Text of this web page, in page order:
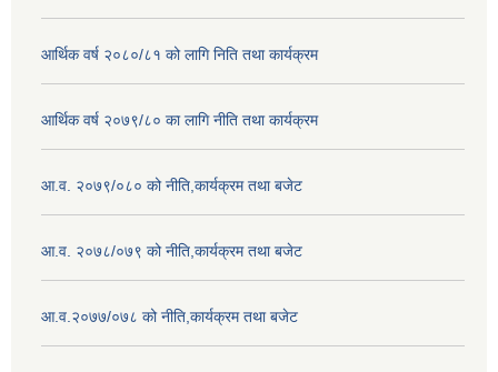
आर्थिक वर्ष २०८०/८१ को लागि निति तथा कार्यक्रम
आर्थिक वर्ष २०७९/८० का लागि नीति तथा कार्यक्रम
आ.व. २०७९/०८० को नीति,कार्यक्रम तथा बजेट
आ.व. २०७८/०७९ को नीति,कार्यक्रम तथा बजेट
आ.व.२०७७/०७८ को नीति,कार्यक्रम तथा बजेट